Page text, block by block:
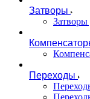
Затворы
Переходы